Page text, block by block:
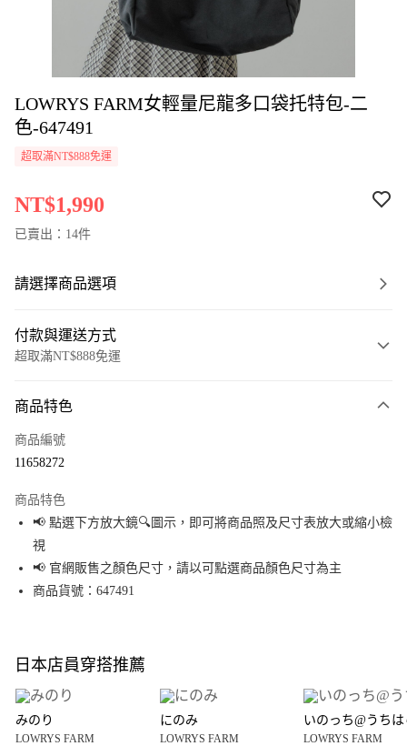
LOWRYS FARM女輕量尼龍多口袋托特包-二
色-647491
超取滿NT$888免運
NT$1,990
已賣出：14件
請選擇商品選項
付款與運送方式
超取滿NT$888免運
信用卡一次付款
Apple Pay
街口支付
悠遊付
全盈+PAY
大哥付你分期
【大哥付你分期使用說明】
AFTEE先享後付
商品特色
商品編號
11658272
商品特色
📢 點選下方放大鏡🔍圖示，即可將商品照及尺寸表放大或縮小檢
視
📢 官網販售之顏色尺寸，請以可點選商品顏色尺寸為主
商品貨號：647491
日本店員穿搭推薦
みのり
LOWRYS FARM
にのみ
LOWRYS FARM
いのっち@うちは
LOWRYS FARM